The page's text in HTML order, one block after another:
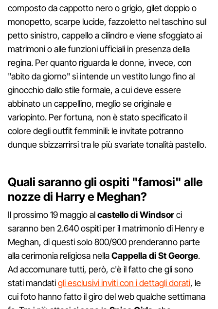
composto da cappotto nero o grigio, gilet doppio o
monopetto, scarpe lucide, fazzoletto nel taschino sul
petto sinistro, cappello a cilindro e viene sfoggiato ai
matrimoni o alle funzioni ufficiali in presenza della
regina. Per quanto riguarda le donne, invece, con
"abito da giorno" si intende un vestito lungo fino al
ginocchio dallo stile formale, a cui deve essere
abbinato un cappellino, meglio se originale e
variopinto. Per fortuna, non è stato specificato il
colore degli outfit femminili: le invitate potranno
dunque sbizzarrirsi tra le più svariate tonalità pastello.
Quali saranno gli ospiti "famosi" alle
nozze di Harry e Meghan?
Il prossimo 19 maggio alcastello di Windsorci
saranno ben 2.640 ospiti per il matrimonio di Henry e
Meghan, di questi solo 800/900 prenderanno parte
alla cerimonia religiosa nellaCappella di St George.
Ad accomunare tutti, però, c'è il fatto che gli sono
stati mandatigli esclusivi inviti con i dettagli dorati, le
cui foto hanno fatto il giro del web qualche settimana